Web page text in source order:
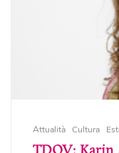
Attualità Cultura